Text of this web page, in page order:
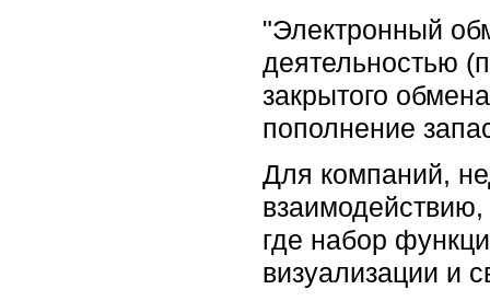
"Электронный
деятельностью
закрытого
пополнение
Для компаний,
где набор
визуализации и